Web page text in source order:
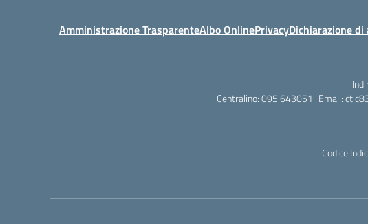
Amministrazione TrasparenteAlbo OnlinePrivacyDichiarazione
Centralino:095 643051 Email:
Codice